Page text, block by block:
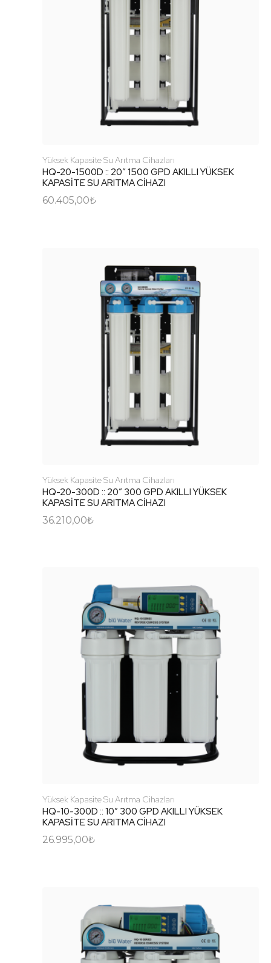
Yüksek Kapasite Su Arıtma Cihazları
HQ-20-1500D :: 20″ 1500 GPD AKILLI YÜKSEK
KAPASİTE SU ARITMA CİHAZI
60.405,00₺
Yüksek Kapasite Su Arıtma Cihazları
HQ-20-300D :: 20″ 300 GPD AKILLI YÜKSEK
KAPASİTE SU ARITMA CİHAZI
36.210,00₺
Yüksek Kapasite Su Arıtma Cihazları
HQ-10-300D :: 10″ 300 GPD AKILLI YÜKSEK
KAPASİTE SU ARITMA CİHAZI
26.995,00₺